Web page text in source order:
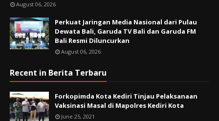
August 06, 2026
Perkuat Jaringan Media Nasional dari Pulau
Dewata Bali, Garuda TV Bali dan Garuda FM
Bali Resmi Diluncurkan
August 06, 2026
Recent in Berita Terbaru
Forkopimda Kota Kediri Tinjau Pelaksanaan
Vaksinasi Masal di Mapolres Kediri Kota
June 25, 2021